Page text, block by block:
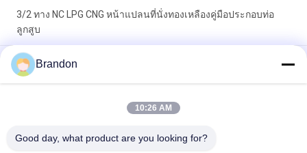
3/2 ทาง NC LPG CNG หน้าแปลนที่นั่งทองเหลืองคู่มือประกอบท่อ
ลูกสูบ
CNOMO ขนาด 30 3/2 ทางทองเหลืองลูกสูบเหล็กแกนโซลินอยด์
วาล์ว Stem
วงกลมโซเล้นท์กลมรูปทรงกระบอกเคลื่อนย้ายแกนหลักสำหรับอุปก
Brandon
10:26 AM
Good day, what product are you looking for?